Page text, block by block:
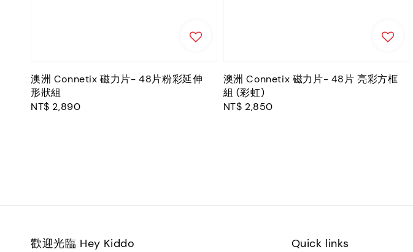
澳洲 Connetix 磁力片- 48片粉彩延伸
形狀組
Regular
NT$ 2,890
澳洲 Connetix 磁力片- 48片 亮彩方框
組 (彩虹)
Regular
NT$ 2,850
歡迎光臨 Hey Kiddo Quick links